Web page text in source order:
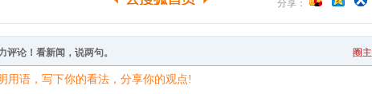
分享：
评论！看新闻，说两句。 圈